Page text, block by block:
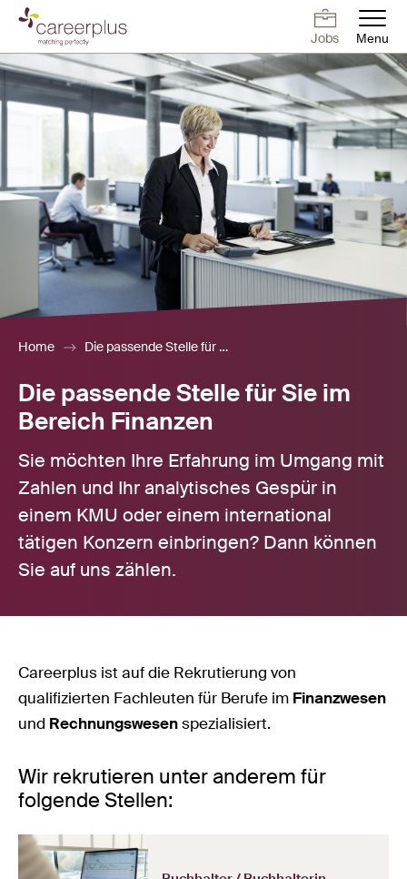
Skip
main
content
Jobs Menu
Vacancies
For candidates
For employers
Blog
About us
Jobs
Working at
Careerplus
Contact
Deutsch Français English
Home Die passende Stelle für Sie im Bereich Finanzen
Die passende Stelle für Sie im
Bereich Finanzen
Sie möchten Ihre Erfahrung im Umgang mit
Zahlen und Ihr analytisches Gespür in
einem KMU oder einem international
tätigen Konzern einbringen? Dann können
Sie auf uns zählen.
Careerplus ist auf die Rekrutierung von
qualifizierten Fachleuten für Berufe im Finanzwesen
und Rechnungswesenspezialisiert.
Wir rekrutieren unter anderem für
folgende Stellen: